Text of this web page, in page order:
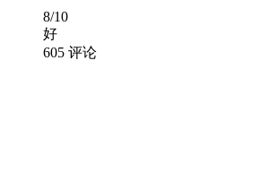
8/10
好
605 评论